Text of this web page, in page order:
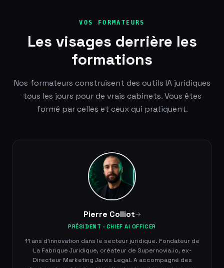
VOS FORMATEURS
Les visages derrière les
formations
Nos formateurs construisent des outils IA juridiques
tous les jours pour de vrais cabinets. Vous êtes
formé par celles et ceux qui pratiquent.
Pierre Colliot
PRÉSIDENT · CHIEF AI OFFICER
11 ans d'innovation dans le secteur juridique. Fondateur de
La Fabrique Juridique, créateur de Supernovia.io, ex-
Directeur Marketing Jarvis Legal. A accompagné des